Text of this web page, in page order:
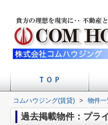
店
コムハウジング(賃貸) > 物件一
過去掲載物件：プラ